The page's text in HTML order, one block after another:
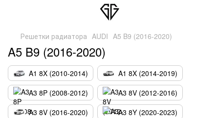
Решетки радиатора AUDI A5 B9 (2016-2020)
A5 B9 (2016-2020)
A1 8X (2010-2014)
A1 8X (2014-2019)
A3 8P (2008-2012)
A3 8V (2012-2016)
A3 8V (2016-2020)
A3 8Y (2020-2023)